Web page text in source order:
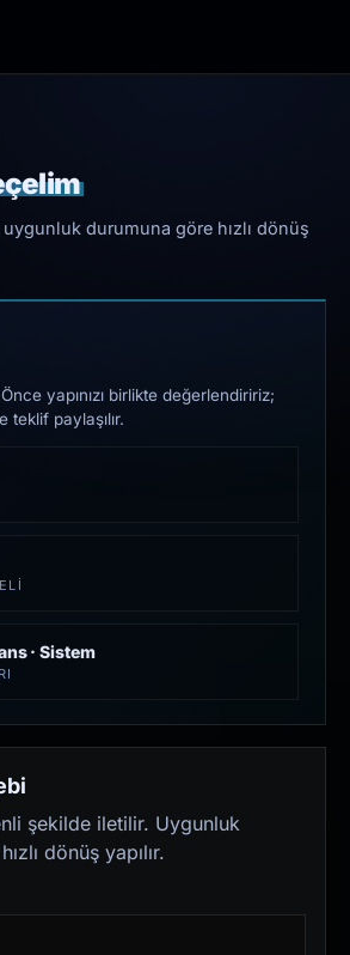
uygunluk durumuna göre hızlı dönüş
Önce yapınızı birlikte değerlendiririz;
teklif paylaşılır.
· Sistem
şekilde iletilir. Uygunluk
dönüş yapılır.